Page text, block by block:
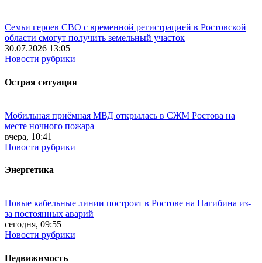
Семьи героев СВО с временной регистрацией в Ростовской
области смогут получить земельный участок
30.07.2026 13:05
Новости рубрики
Острая ситуация
Мобильная приёмная МВД открылась в СЖМ Ростова на
месте ночного пожара
вчера, 10:41
Новости рубрики
Энергетика
Новые кабельные линии построят в Ростове на Нагибина из-
за постоянных аварий
сегодня, 09:55
Новости рубрики
Недвижимость